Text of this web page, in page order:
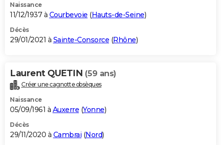
Naissance
11/12/1937 à Courbevoie (Hauts-de-Seine)
Décès
29/01/2021 à Sainte-Consorce (Rhône)
Laurent QUETIN (59 ans)
Créer une cagnotte obsèques
Naissance
05/09/1961 à Auxerre (Yonne)
Décès
29/11/2020 à Cambrai (Nord)